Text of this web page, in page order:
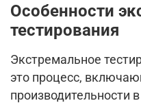
Особенности
тестирования
Экстремальное
это процесс,
производительности